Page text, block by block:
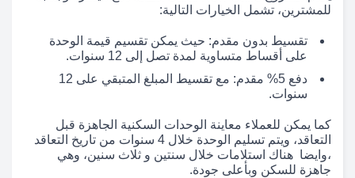
للمشترين، تشمل الخيارات التالية:
تقسيط بدون مقدم: حيث يمكن تقسيم قيمة الوحدة
على أقساط متساوية لمدة تصل إلى 12 سنوات.
دفع 5% مقدم: مع تقسيط المبلغ المتبقي على 12
سنوات.
كما يمكن للعملاء معاينة الوحدات السكنية الجاهزة قبل
التعاقد، ويتم تسليم الوحدة خلال 4 سنوات من تاريخ التعاقد
،وايضا هناك استلامات خلال سنتين و ثلاث سنين، وهي
جاهزة للسكن وبأعلى جودة.